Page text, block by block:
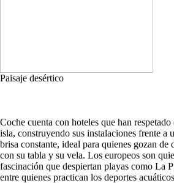
Paisaje desértico
Coche cuenta con hoteles que han
isla, construyendo sus instalaciones frente a
brisa constante, ideal para quienes gozan de
con su tabla y su vela. Los europeos son
fascinación que despiertan playas como La
entre quienes practican los deportes